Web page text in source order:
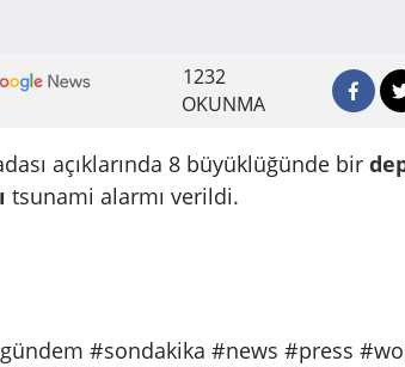
1232
OKUNMA
açıklarında 8 büyüklüğünde bir
tsunami alarmı verildi.
#sondakika #news #press